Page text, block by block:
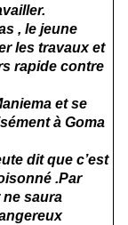
, le jeune
les travaux et
rapide contre
et se
à Goma
dit que c’est
.Par
ne saura